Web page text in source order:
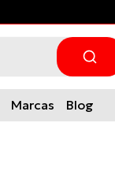
Marcas Blog